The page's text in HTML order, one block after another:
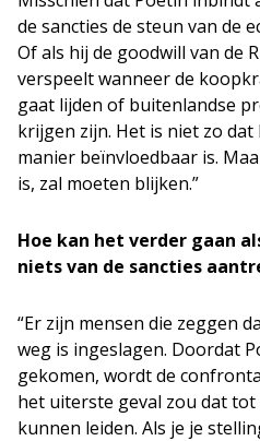
de sancties de steun van de
Of als hij de goodwill van de
verspeelt wanneer de
gaat lijden of buitenlandse
krijgen zijn. Het is niet zo
manier beïnvloedbaar is.
is, zal moeten blijken.”
Hoe kan het verder gaan
niets van de sancties
“Er zijn mensen die zeggen
weg is ingeslagen. Doordat
gekomen, wordt de
het uiterste geval zou dat
kunnen leiden. Als je je